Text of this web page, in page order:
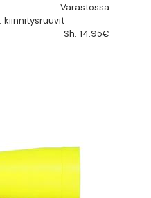
Varastossa
kiinnitysruuvit
Sh. 14.95€